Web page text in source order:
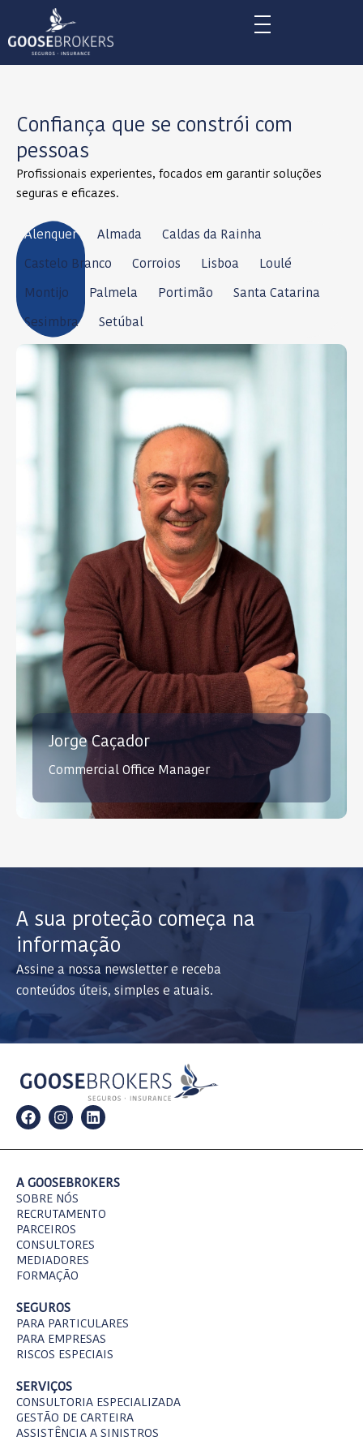
to
content
Confiança que se constrói com
pessoas
Profissionais experientes, focados em garantir soluções
seguras e eficazes.
Alenquer Almada Caldas da Rainha
Castelo Branco Corroios Lisboa Loulé
Montijo Palmela Portimão Santa Catarina
Sesimbra Setúbal
Jorge Caçador
Commercial Office Manager
A sua proteção começa na
informação
Assine a nossa newsletter e receba
conteúdos úteis, simples e atuais.
F
a
e
o
o
k
I
n
t
g
r
a
m
L
i
k
d
n
A GOOSEBROKERS
SOBRE NÓS
RECRUTAMENTO
PARCEIROS
CONSULTORES
MEDIADORES
FORMAÇÃO
SEGUROS
PARA PARTICULARES
PARA EMPRESAS
RISCOS ESPECIAIS
SERVIÇOS
CONSULTORIA ESPECIALIZADA
GESTÃO DE CARTEIRA
ASSISTÊNCIA A SINISTROS